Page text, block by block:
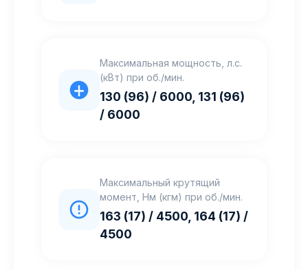
Максимальная мощность, л.с.
(кВт) при об./мин.
130 (96) / 6000, 131 (96)
/ 6000
Максимальный крутящий
момент, Нм (кгм) при об./мин.
163 (17) / 4500, 164 (17) /
4500